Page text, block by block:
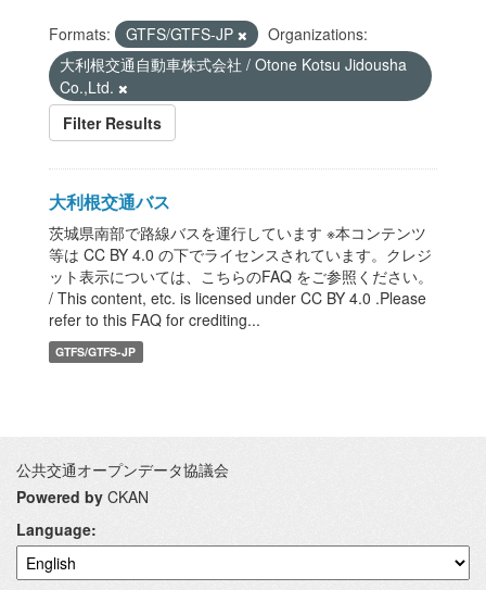
Formats: GTFS/GTFS-JP
Organizations:
大利根交通自動車株式会社 / Otone Kotsu Jidousha
Co.,Ltd.
Filter Results
大利根交通バス
茨城県南部で路線バスを運行しています ※本コンテンツ
等は CC BY 4.0 の下でライセンスされています。クレジ
ット表示については、こちらのFAQ をご参照ください。
/ This content, etc. is licensed under CC BY 4.0 .Please
refer to this FAQ for crediting...
GTFS/GTFS-JP
公共交通オープンデータ協議会
Powered by CKAN
Language